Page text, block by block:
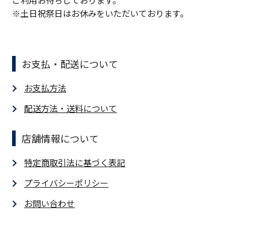
※土日祝祭日はお休みをいただいております。
お支払・配送について
お支払方法
配送方法・送料について
店舗情報について
特定商取引法に基づく表記
プライバシーポリシー
お問い合わせ